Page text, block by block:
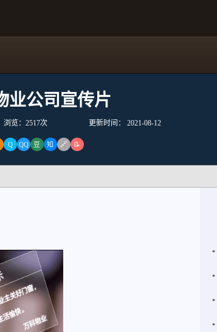
业公司宣传片
浏览：2517次 更新时间： 2021-08-12
Q QQ 豆 知 🔗 📝